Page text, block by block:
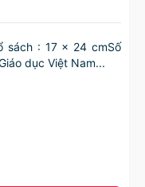
sách : 17 x 24 cmSố
dục Việt Nam...